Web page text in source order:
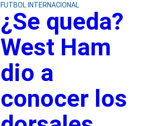
FUTBOL INTERNACIONAL
¿Se queda?
West Ham
dio a
conocer los